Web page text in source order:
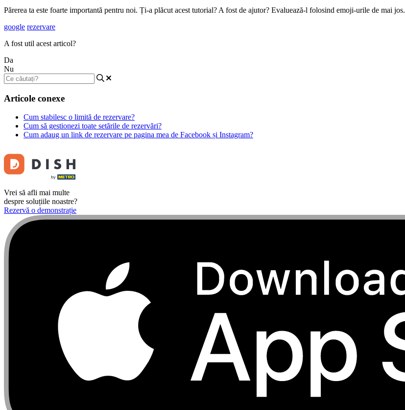
Părerea ta este foarte importantă pentru noi. Ți-a plăcut acest tutorial? A fost de ajutor? Evaluează-l folosind emoji-urile de mai jos.
google rezervare
A fost util acest articol?
Da
Nu
Articole conexe
Cum stabilesc o limită de rezervare?
Cum să gestionezi toate setările de rezervări?
Cum adaug un link de rezervare pe pagina mea de Facebook și Instagram?
Vrei să afli mai multe
despre soluțiile noastre?
Rezervă o demonstrație